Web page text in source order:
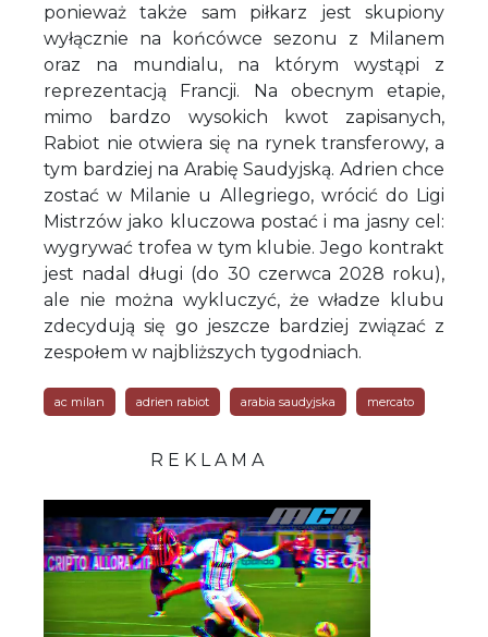
ponieważ także sam piłkarz jest skupiony
wyłącznie na końcówce sezonu z Milanem
oraz na mundialu, na którym wystąpi z
reprezentacją Francji. Na obecnym etapie,
mimo bardzo wysokich kwot zapisanych,
Rabiot nie otwiera się na rynek transferowy, a
tym bardziej na Arabię Saudyjską. Adrien chce
zostać w Milanie u Allegriego, wrócić do Ligi
Mistrzów jako kluczowa postać i ma jasny cel:
wygrywać trofea w tym klubie. Jego kontrakt
jest nadal długi (do 30 czerwca 2028 roku),
ale nie można wykluczyć, że władze klubu
zdecydują się go jeszcze bardziej związać z
zespołem w najbliższych tygodniach.
ac milan adrien rabiot arabia saudyjska mercato
R E K L A M A